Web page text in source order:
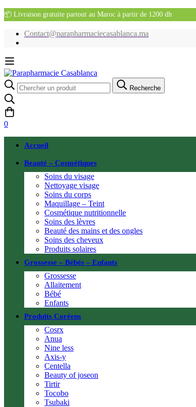
📦 Livraison gratuite partout au Maroc à partir de 1200 dh
Contact@parapharmaciecasablanca.ma
Recherche
pour:
Recherche
0
Accueil
Beauté – Cosmétiques
Soins du visage
Nettoyage visage
Soins du corps
Maquillage – Teint
Cosmétique nutritionnelle
Soins des lèvres
Beauté des mains et des ongles
Soins des cheveux
Produits solaires
Grossesse – Bébés – Enfants
Grossesse
Allaitement
Bébé
Enfants
Produits Coréens
Cosrx
Anua
Nine less
Axis-y
Centella
Beauty of joseon
Tirtir
Tocobo
Tsubaki